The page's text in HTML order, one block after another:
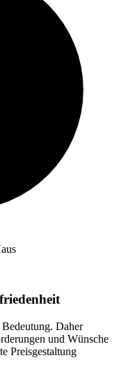
Daher
und Wünsche
Preisgestaltung